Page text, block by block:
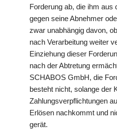
Forderung ab, die ihm aus
gegen seine Abnehmer
zwar unabhängig davon,
nach Verarbeitung weiter
Einziehung dieser
nach der Abtretung
SCHABOS GmbH, die
besteht nicht, solange der
Zahlungsverpflichtungen
Erlösen nachkommt und
gerät.